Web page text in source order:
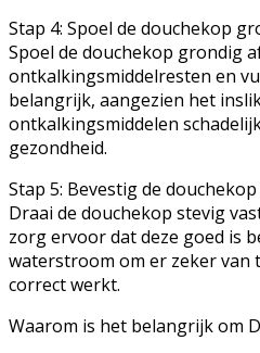
Stap 4: Spoel de douchekop
Spoel de douchekop grondig
ontkalkingsmiddelresten en
belangrijk, aangezien het
ontkalkingsmiddelen
gezondheid.
Stap 5: Bevestig de
Draai de douchekop stevig
zorg ervoor dat deze goed is
waterstroom om er zeker van
correct werkt.
Waarom is het belangrijk om